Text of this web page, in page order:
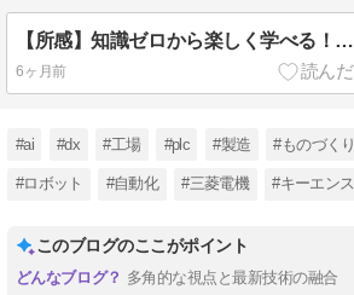
【所感】知識ゼロから楽しく学べる！PLCプログラミング入門(三菱電機GX Works2)
6ヶ月前
#ai #dx #工場 #plc #製造 #ものづくり
#ロボット #自動化 #三菱電機 #キーエンス
このブログのここがポイント
多角的な視点と最新技術の融合